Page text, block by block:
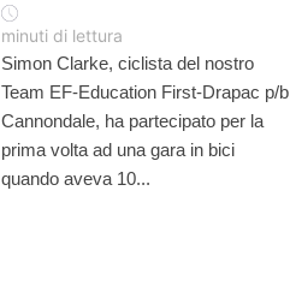
minuti di lettura
Simon Clarke, ciclista del nostro
Team EF-Education First-Drapac p/b
Cannondale, ha partecipato per la
prima volta ad una gara in bici
quando aveva 10...